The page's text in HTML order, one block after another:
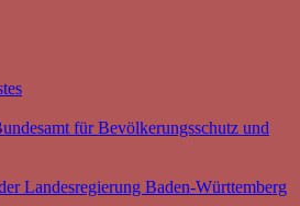
für Bevölkerungsschutz und
Landesregierung Baden-Württemberg